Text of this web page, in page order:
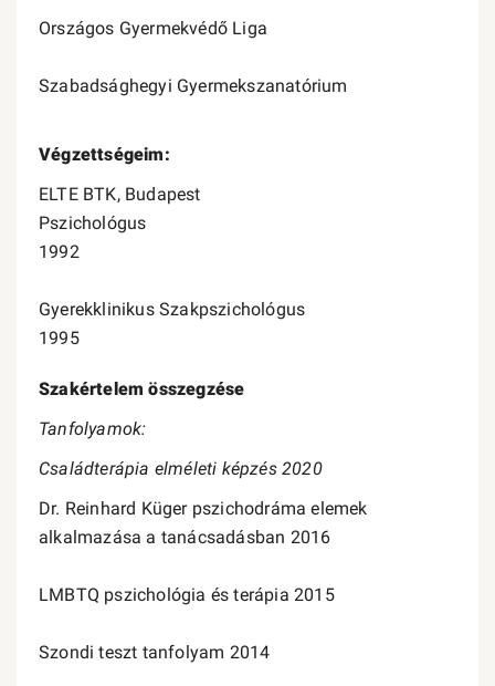
Országos Gyermekvédő Liga
Szabadsághegyi Gyermekszanatórium
Végzettségeim:
ELTE BTK, Budapest
Pszichológus
1992
Gyerekklinikus Szakpszichológus
1995
Szakértelem összegzése
Tanfolyamok:
Családterápia elméleti képzés 2020
Dr. Reinhard Küger pszichodráma elemek
alkalmazása a tanácsadásban 2016
LMBTQ pszichológia és terápia 2015
Szondi teszt tanfolyam 2014